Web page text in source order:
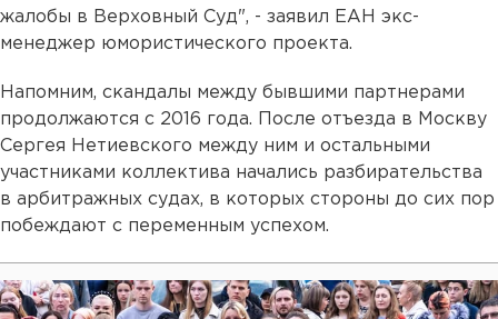
жалобы в Верховный Суд", - заявил ЕАН экс-
менеджер юмористического проекта.
Напомним, скандалы между бывшими партнерами
продолжаются с 2016 года. После отъезда в Москву
Сергея Нетиевского между ним и остальными
участниками коллектива начались разбирательства
в арбитражных судах, в которых стороны до сих пор
побеждают с переменным успехом.